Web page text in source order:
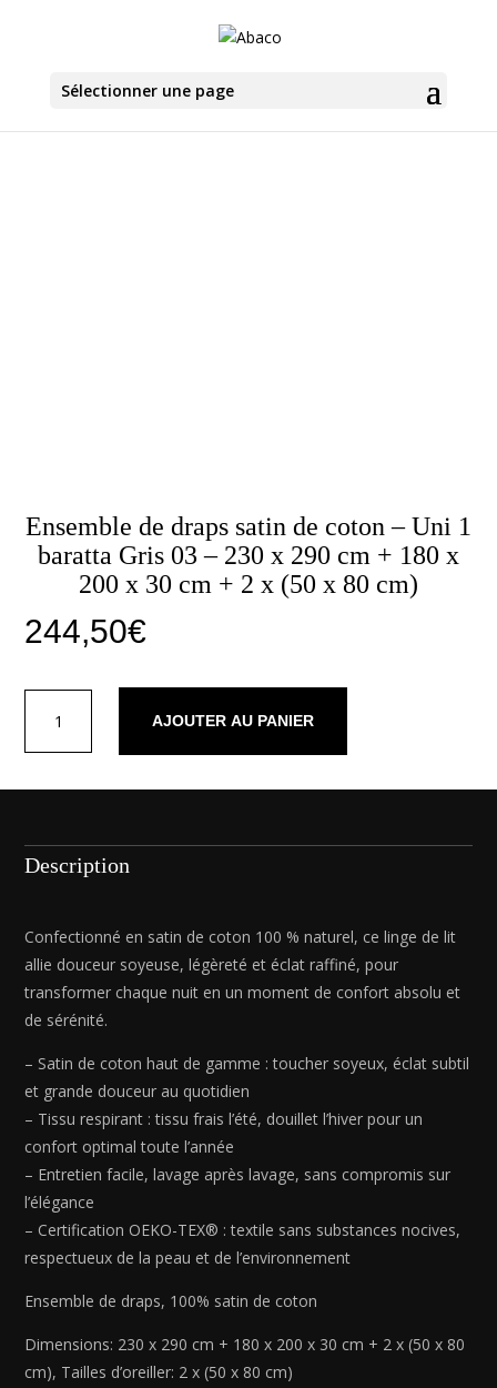
Sélectionner une page
Ensemble de draps satin de coton – Uni 1
baratta Gris 03 – 230 x 290 cm + 180 x
200 x 30 cm + 2 x (50 x 80 cm)
244,50€
Ensemble
de
coton
Uni
baratta
03
230
180
x
200
30
cm
+
AJOUTER AU PANIER
Description
Confectionné en satin de coton 100 % naturel, ce linge de lit
allie douceur soyeuse, légèreté et éclat raffiné, pour
transformer chaque nuit en un moment de confort absolu et
de sérénité.
– Satin de coton haut de gamme : toucher soyeux, éclat subtil
et grande douceur au quotidien
– Tissu respirant : tissu frais l’été, douillet l’hiver pour un
confort optimal toute l’année
– Entretien facile, lavage après lavage, sans compromis sur
l’élégance
– Certification OEKO-TEX® : textile sans substances nocives,
respectueux de la peau et de l’environnement
Ensemble de draps, 100% satin de coton
Dimensions: 230 x 290 cm + 180 x 200 x 30 cm + 2 x (50 x 80
cm), Tailles d’oreiller: 2 x (50 x 80 cm)